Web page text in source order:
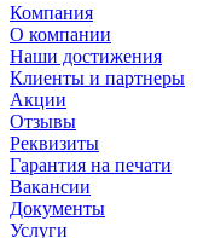
Компания
О компании
Наши достижения
Клиенты и партнеры
Акции
Отзывы
Реквизиты
Гарантия на печати
Вакансии
Документы
Услуги